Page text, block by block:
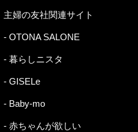
主婦の友社関連サイト
- OTONA SALONE
- 暮らしニスタ
- GISELe
- Baby-mo
- 赤ちゃんが欲しい